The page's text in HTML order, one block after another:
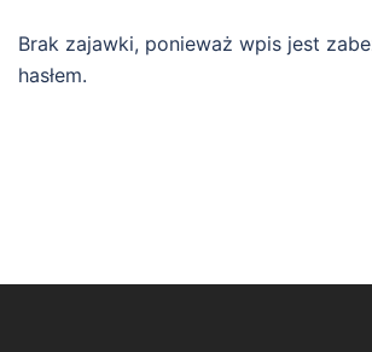
Brak zajawki, ponieważ wpis jest
hasłem.